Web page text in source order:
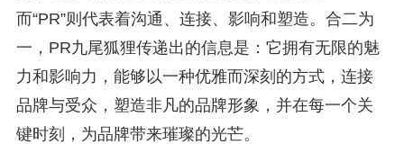
而“PR”则代表着沟通、连接、影响和塑造。合二为
一，PR九尾狐狸传递出的信息是：它拥有无限的魅
力和影响力，能够以一种优雅而深刻的方式，连接
品牌与受众，塑造非凡的品牌形象，并在每一个关
键时刻，为品牌带来璀璨的光芒。